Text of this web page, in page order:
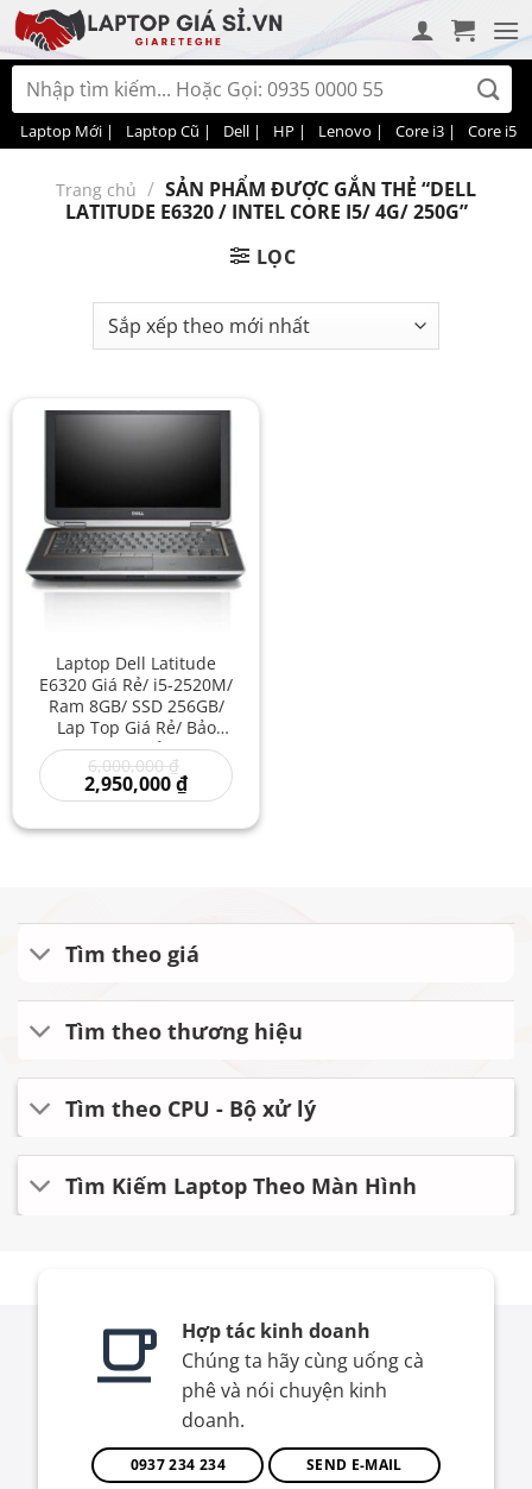
Bỏ
qua
nội
dung
Tìm
kiếm:
Laptop Mới | Laptop Cũ | Dell | HP | Lenovo | Core i3 | Core i5 |
Trang chủ / SẢN PHẨM ĐƯỢC GẮN THẺ “DELL
LATITUDE E6320 / INTEL CORE I5/ 4G/ 250G”
LỌC
Laptop Dell Latitude
E6320 Giá Rẻ/ i5-2520M/
Ram 8GB/ SSD 256GB/
Lap Top Giá Rẻ/ Bảo
Mật Cao Giá Rẻ/ Laptop
Dell I5 Xách Tay Mỹ
6,000,000₫
gốc
là:
2,950,000₫Giá
hiện
là:
Tìm theo giá
Tìm theo thương hiệu
Tìm theo CPU - Bộ xử lý
Tìm Kiếm Laptop Theo Màn Hình
Hợp tác kinh doanh
Chúng ta hãy cùng uống cà
phê và nói chuyện kinh
doanh.
0937 234 234 SEND E-MAIL